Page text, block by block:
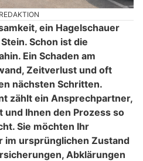
ein Hagelschauer
Schon ist die
Ein Schaden am
Zeitverlust und oft
nächsten Schritten.
zählt ein Ansprechpartner,
Ihnen den Prozess so
Sie möchten Ihr
im ursprünglichen Zustand
Abklärungen